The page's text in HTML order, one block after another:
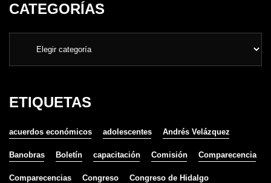
CATEGORÍAS
ETIQUETAS
acuerdos económicos adolescentes Andrés Velázquez
Banobras Boletín capacitación Comisión Comparecencia
Comparecencias Congreso Congreso de Hidalgo